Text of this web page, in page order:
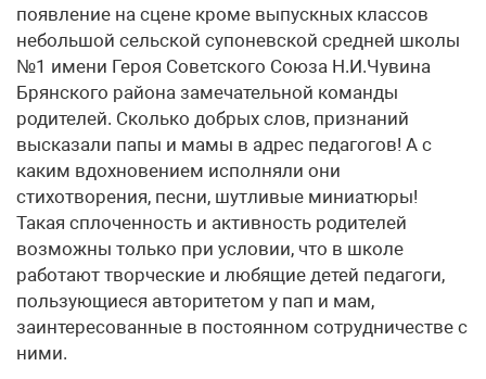
появление на сцене кроме выпускных классов
небольшой сельской супоневской средней школы
№1 имени Героя Советского Союза Н.И.Чувина
Брянского района замечательной команды
родителей. Сколько добрых слов, признаний
высказали папы и мамы в адрес педагогов! А с
каким вдохновением исполняли они
стихотворения, песни, шутливые миниатюры!
Такая сплоченность и активность родителей
возможны только при условии, что в школе
работают творческие и любящие детей педагоги,
пользующиеся авторитетом у пап и мам,
заинтересованные в постоянном сотрудничестве с
ними.